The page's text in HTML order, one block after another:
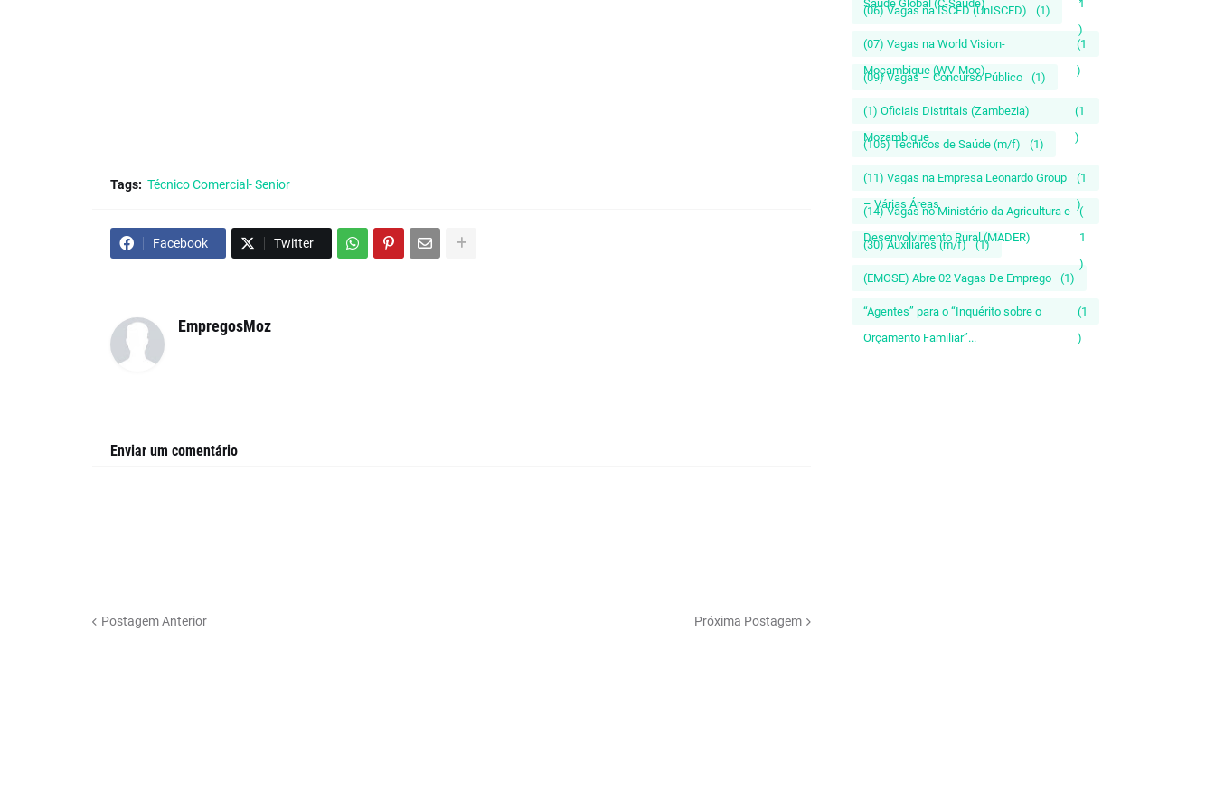
Tags: Técnico Comercial- Senior
Facebook Twitter
EmpregosMoz
Enviar um comentário
Postagem Anterior Próxima Postagem
Saúde Global (C-Saúde)
1
)
(06) Vagas na ISCED (UnISCED) (1)
(07) Vagas na World Vision-
Moçambique (WV-Moç)
(1
)
(09) Vagas – Concurso Público (1)
(1) Oficiais Distritais (Zambezia)
Mozambique
(1
)
(106) Técnicos de Saúde (m/f) (1)
(11) Vagas na Empresa Leonardo Group
– Várias Áreas
(1
)
(14) Vagas no Ministério da Agricultura e
Desenvolvimento Rural (MADER)
(
1
)
(30) Auxiliares (m/f) (1)
(EMOSE) Abre 02 Vagas De Emprego (1)
“Agentes” para o “Inquérito sobre o
Orçamento Familiar”...
(1
)